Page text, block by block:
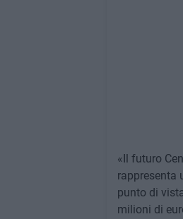
«Il futuro
rappresenta
punto di
milioni di